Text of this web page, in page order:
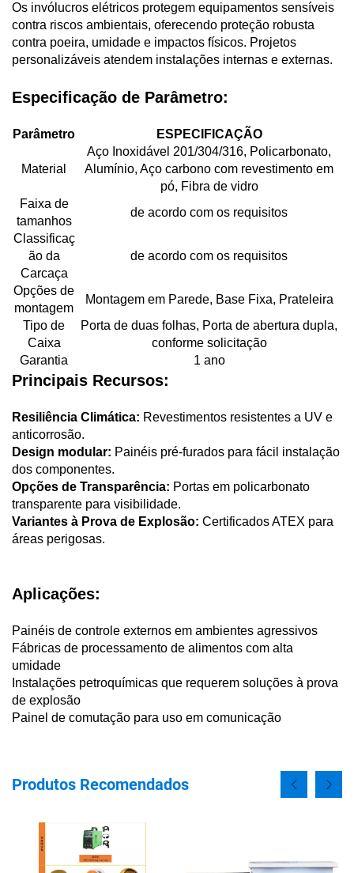
Os invólucros elétricos protegem equipamentos sensíveis
contra riscos ambientais, oferecendo proteção robusta
contra poeira, umidade e impactos físicos. Projetos
personalizáveis atendem instalações internas e externas.
Especificação de Parâmetro:
Parâmetro ESPECIFICAÇÃO
Material
Aço Inoxidável 201/304/316, Policarbonato,
Alumínio, Aço carbono com revestimento em
pó, Fibra de vidro
Faixa de
tamanhos
de acordo com os requisitos
Classificaç
ão da
Carcaça
de acordo com os requisitos
Opções de
montagem
Montagem em Parede, Base Fixa, Prateleira
Tipo de
Caixa
Porta de duas folhas, Porta de abertura dupla,
conforme solicitação
Garantia
1 ano
Principais Recursos:
Resiliência Climática: Revestimentos resistentes a UV e
anticorrosão.
Design modular: Painéis pré-furados para fácil instalação
dos componentes.
Opções de Transparência: Portas em policarbonato
transparente para visibilidade.
Variantes à Prova de Explosão: Certificados ATEX para
áreas perigosas.
Aplicações:
Painéis de controle externos em ambientes agressivos
Fábricas de processamento de alimentos com alta
umidade
Instalações petroquímicas que requerem soluções à prova
de explosão
Painel de comutação para uso em comunicação
Produtos Recomendados